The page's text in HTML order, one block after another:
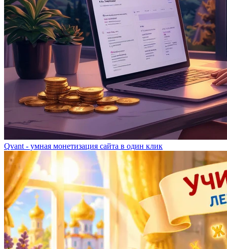
Qvant - умная монетизация сайта в один клик